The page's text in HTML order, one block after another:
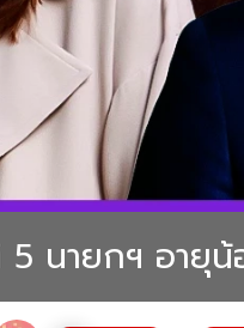
5 นายกฯ อายุ